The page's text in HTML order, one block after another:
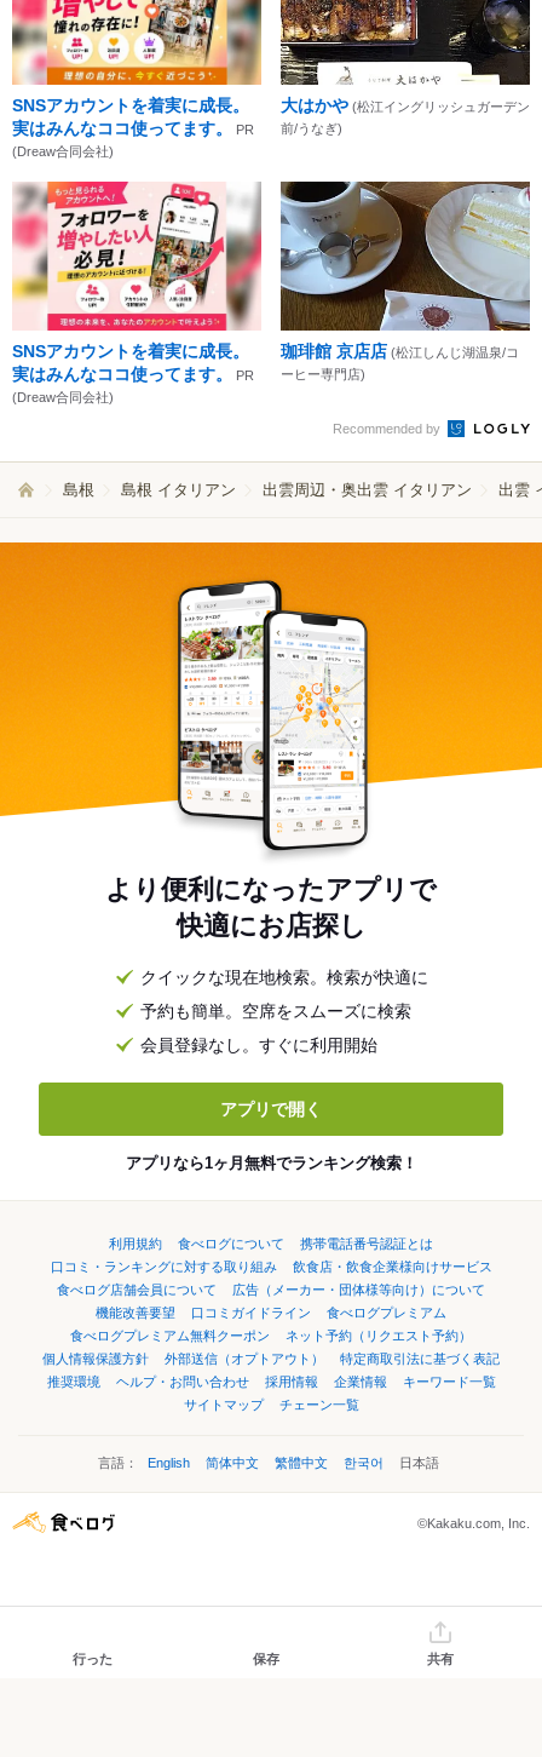
SNSアカウントを着実に成長。
実はみんなココ使ってます。
PR
(Dreaw合同会社)
大はかや (松江イングリッシュガーデン
前/うなぎ)
SNSアカウントを着実に成長。
実はみんなココ使ってます。
PR
(Dreaw合同会社)
珈琲館 京店店 (松江しんじ湖温泉/コ
ーヒー専門店)
Recommended by
島根 島根 イタリアン 出雲周辺・奥出雲 イタリアン 出雲
より便利になったアプリで
快適にお店探し
クイックな現在地検索。検索が快適に
予約も簡単。空席をスムーズに検索
会員登録なし。すぐに利用開始
アプリで開く
アプリなら1ヶ月無料でランキング検索！
利用規約 食べログについて
携帯電話番号認証とは
口コミ・ランキングに対する取り組み
飲食店・飲食企業様向けサービス
食べログ店舗会員について
広告（メーカー・団体様等向け）について
機能改善要望
口コミガイドライン
食べログプレミアム
食べログプレミアム無料クーポン
ネット予約（リクエスト予約）
個人情報保護方針
外部送信（オプトアウト）
特定商取引法に基づく表記
推奨環境
ヘルプ・お問い合わせ 採用情報 企業情報
キーワード一覧
サイトマップ
チェーン一覧
言語： English 简体中文 繁體中文 한국어 日本語
©Kakaku.com, Inc.
行った 保存 共有